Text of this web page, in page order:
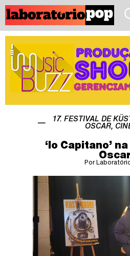
17. FESTIVAL DE
OSCAR,
‘Io Capitano’
Por